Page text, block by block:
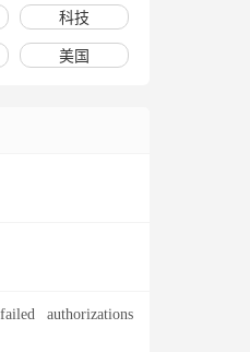
科技
美国
authorizations